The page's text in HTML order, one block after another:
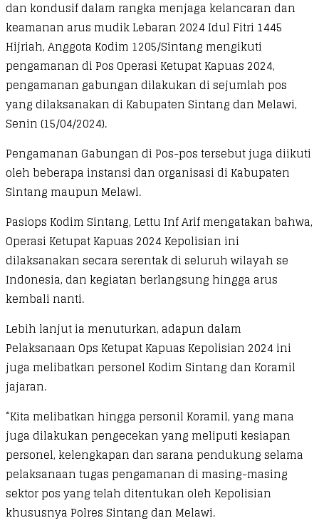
dan kondusif dalam rangka menjaga kelancaran dan
keamanan arus mudik Lebaran 2024 Idul Fitri 1445
Hijriah, Anggota Kodim 1205/Sintang mengikuti
pengamanan di Pos Operasi Ketupat Kapuas 2024,
pengamanan gabungan dilakukan di sejumlah pos
yang dilaksanakan di Kabupaten Sintang dan Melawi,
Senin (15/04/2024).
Pengamanan Gabungan di Pos-pos tersebut juga diikuti
oleh beberapa instansi dan organisasi di Kabupaten
Sintang maupun Melawi.
Pasiops Kodim Sintang, Lettu Inf Arif mengatakan bahwa,
Operasi Ketupat Kapuas 2024 Kepolisian ini
dilaksanakan secara serentak di seluruh wilayah se
Indonesia, dan kegiatan berlangsung hingga arus
kembali nanti.
Lebih lanjut ia menuturkan, adapun dalam
Pelaksanaan Ops Ketupat Kapuas Kepolisian 2024 ini
juga melibatkan personel Kodim Sintang dan Koramil
jajaran.
“Kita melibatkan hingga personil Koramil, yang mana
juga dilakukan pengecekan yang meliputi kesiapan
personel, kelengkapan dan sarana pendukung selama
pelaksanaan tugas pengamanan di masing-masing
sektor pos yang telah ditentukan oleh Kepolisian
khususnya Polres Sintang dan Melawi.